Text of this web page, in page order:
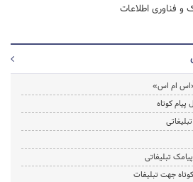
و فناوری اطلاعات
«اس ام اس»
کوتاه
تبلیغاتی
جهت تبلیغات